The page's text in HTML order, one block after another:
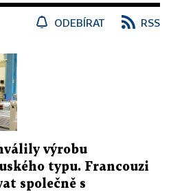
ODEBÍRAT RSS
výrobu
typu. Francouzi
společně s